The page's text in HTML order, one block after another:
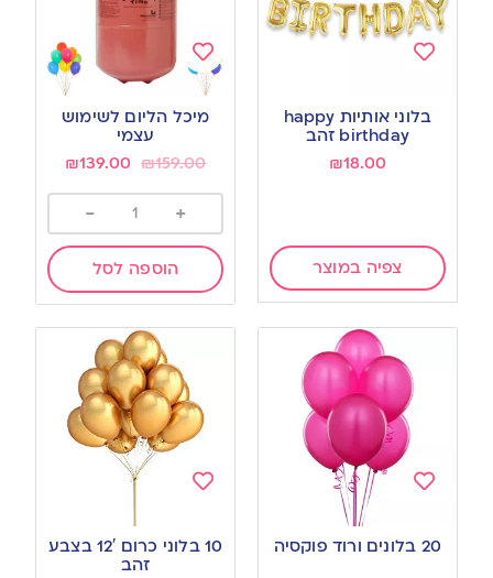
to
wishlist
בלוני אותיות happy
birthday זהב
₪18.00
צפיה במוצר
Add
to
מיכל הליום לשימוש
עצמי
₪159.00
₪139.00
+
-
הוספה לסל
to
20 בלונים ורוד פוקסיה
to
10 בלוני כרום 12′ בצבע
זהב